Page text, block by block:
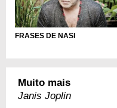
FRASES DE NASI
Muito mais
Janis Joplin